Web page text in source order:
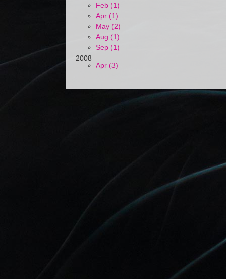
Feb (1)
Apr (1)
May (2)
Aug (1)
Sep (1)
2008
Apr (3)